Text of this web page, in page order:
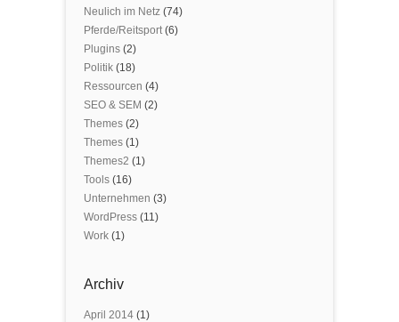
Neulich im Netz (74)
Pferde/Reitsport(6)
Plugins (2)
Politik (18)
Ressourcen (4)
SEO & SEM (2)
Themes (2)
Themes (1)
Themes2 (1)
Tools (16)
Unternehmen (3)
WordPress (11)
Work (1)
Archiv
April 2014 (1)